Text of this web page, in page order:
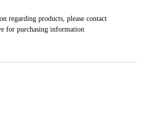
regarding products, please contact
for purchasing information